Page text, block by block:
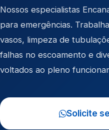
Nossos especialistas
para emergências.
vasos, limpeza de
falhas no escoamento e
voltados ao pleno
Solicite